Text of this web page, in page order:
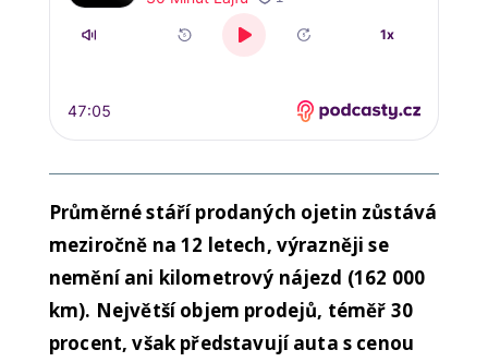
Průměrné stáří prodaných ojetin zůstává
meziročně na 12 letech, výrazněji se
nemění ani kilometrový nájezd (162 000
km). Největší objem prodejů, téměř 30
procent, však představují auta s cenou